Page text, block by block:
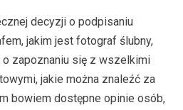
decyzji o podpisaniu
jakim jest fotograf ślubny,
zapoznaniu się z wszelkimi
jakie można znaleźć za
bowiem dostępne opinie osób,